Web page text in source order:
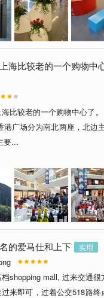
海比较老的一个购物中
比较老的一个购物中心了
港广场分为南北两座，北边
要...
的爱马仕和上下 实用
shopping mall, 过来交通
来即可，过着公交518路